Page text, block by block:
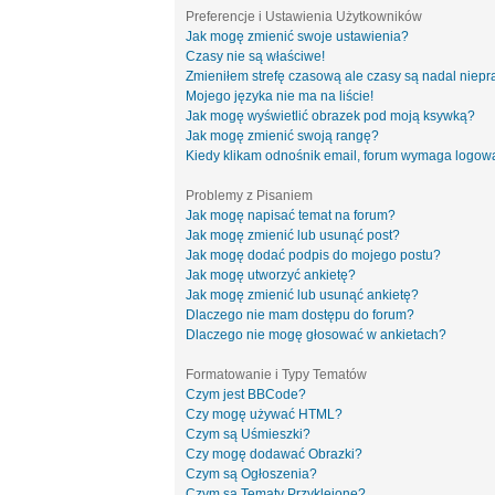
Preferencje i Ustawienia Użytkowników
Jak mogę zmienić swoje ustawienia?
Czasy nie są właściwe!
Zmieniłem strefę czasową ale czasy są nadal
Mojego języka nie ma na liście!
Jak mogę wyświetlić obrazek pod moją ksywką?
Jak mogę zmienić swoją rangę?
Kiedy klikam odnośnik email, forum wymaga
Problemy z Pisaniem
Jak mogę napisać temat na forum?
Jak mogę zmienić lub usunąć post?
Jak mogę dodać podpis do mojego postu?
Jak mogę utworzyć ankietę?
Jak mogę zmienić lub usunąć ankietę?
Dlaczego nie mam dostępu do forum?
Dlaczego nie mogę głosować w ankietach?
Formatowanie i Typy Tematów
Czym jest BBCode?
Czy mogę używać HTML?
Czym są Uśmieszki?
Czy mogę dodawać Obrazki?
Czym są Ogłoszenia?